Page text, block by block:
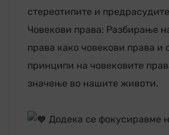
стереотипите и
Човекови права: Разбирање
права како човекови права и
принципи на човековите
значење во нашите животи.
Додека се фокусиравме